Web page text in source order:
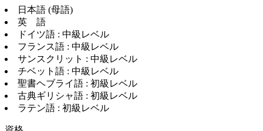
日本語 (母語)
英 語
ドイツ語 : 中級レベル
フランス語 : 中級レベル
サンスクリット : 中級レベル
チベット語 : 中級レベル
聖書ヘブライ語 : 初級レベル
古典ギリシャ語 : 初級レベル
ラテン語 : 初級レベル